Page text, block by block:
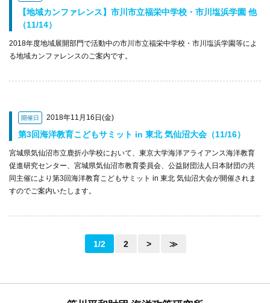
【地域カンファレンス】市川市立福栄中学校・市川塩浜学園 他
（11/14）
2018年度地域展開部門で活動中の市川市立福栄中学校・市川塩浜学園等によ
る地域カンファレンスのご案内です。
開催日 2018年11月16日(金)
第3回海洋教育こどもサミット in 東北 気仙沼大会（11/16）
宮城県気仙沼市立鹿折小学校において、東京大学海洋アライアンス海洋教育
促進研究センター、宮城県気仙沼市教育委員会、公益財団法人日本財団の共
同主催により第3回海洋教育こどもサミット in 東北 気仙沼大会が開催されま
すのでご案内いたします。
1/2 2 > ≫